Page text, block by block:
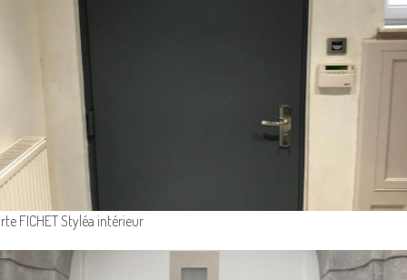
FICHET Styléa intérieur